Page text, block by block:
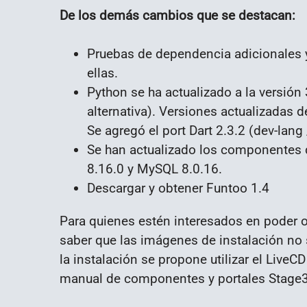
De los demás cambios que se destacan:
Pruebas de dependencia
ellas.
Python se ha actualizado a la
alternativa). Versiones actualizadas
Se agregó el port Dart 2.3.2 (dev-
Se han actualizado los
8.16.0 y MySQL 8.0.16.
Descargar y obtener Funtoo 1.4
Para quienes estén interesados en poder
saber que las imágenes de instalación
la instalación se propone utilizar el
manual de componentes y portales